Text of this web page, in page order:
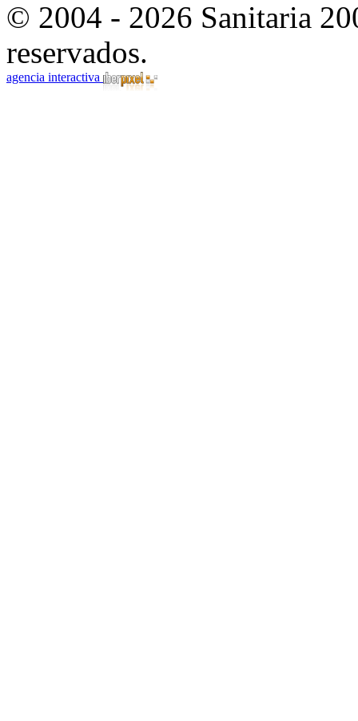
© 2004 - 2026 Sanitaria
reservados.
agencia interactiva